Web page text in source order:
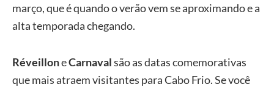
março, que é quando o verão vem se aproximando e a
alta temporada chegando.
RéveilloneCarnavalsão as datas comemorativas
que mais atraem visitantes para Cabo Frio. Se você